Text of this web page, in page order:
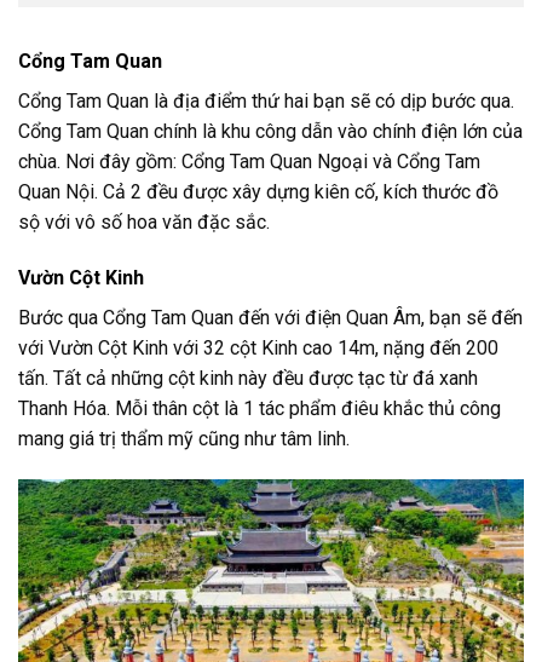
Cổng Tam Quan
Cổng Tam Quan là địa điểm thứ hai bạn sẽ có dịp bước qua.
Cổng Tam Quan chính là khu công dẫn vào chính điện lớn của
chùa. Nơi đây gồm: Cổng Tam Quan Ngoại và Cổng Tam
Quan Nội. Cả 2 đều được xây dựng kiên cố, kích thước đồ
sộ với vô số hoa văn đặc sắc.
Vườn Cột Kinh
Bước qua Cổng Tam Quan đến với điện Quan Âm, bạn sẽ đến
với Vườn Cột Kinh với 32 cột Kinh cao 14m, nặng đến 200
tấn. Tất cả những cột kinh này đều được tạc từ đá xanh
Thanh Hóa. Mỗi thân cột là 1 tác phẩm điêu khắc thủ công
mang giá trị thẩm mỹ cũng như tâm linh.